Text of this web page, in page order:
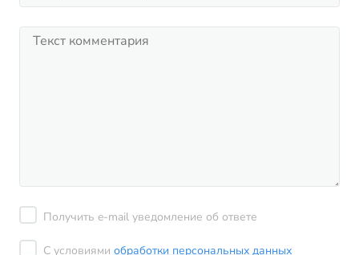
Получить e-mail уведомление об ответе
С условиями обработки персональных данных